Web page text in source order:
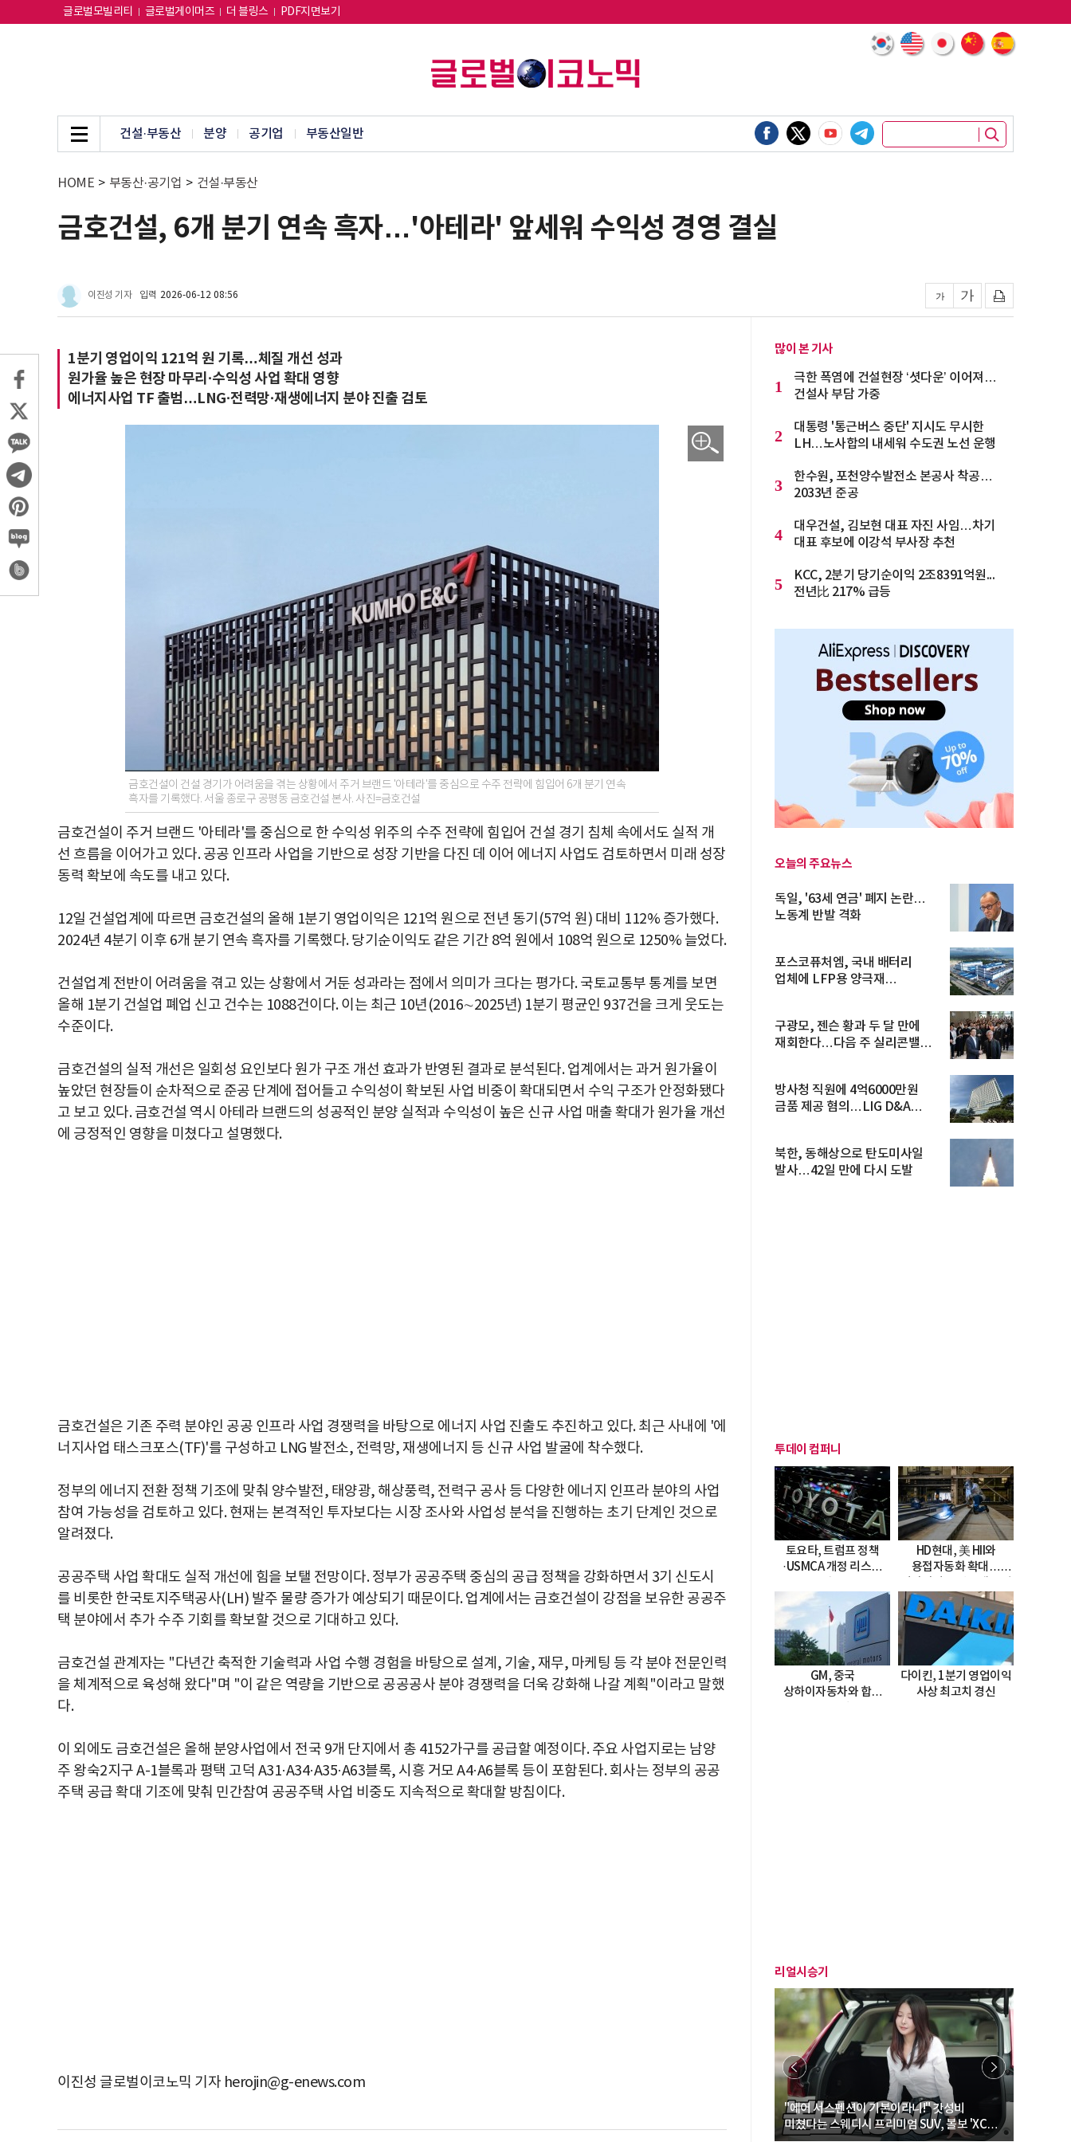
글로벌모빌리티 글로벌게이머즈 더 블링스 PDF지면보기
건설·부동산 분양 공기업 부동산일반
HOME > 부동산·공기업 > 건설·부동산
금호건설, 6개 분기 연속 흑자…'아테라' 앞세워 수익성 경영 결실
이진성 기자 입력 2026-06-12 08:56
1분기 영업이익 121억 원 기록…체질 개선 성과
원가율 높은 현장 마무리·수익성 사업 확대 영향
에너지사업 TF 출범…LNG·전력망·재생에너지 분야 진출 검토
금호건설이 건설 경기가 어려움을 겪는 상황에서 주거 브랜드 '아테라'를 중심으로 수주 전략에 힘입어 6개 분기 연속
흑자를 기록했다. 서울 종로구 공평동 금호건설 본사. 사진=금호건설
금호건설이 주거 브랜드 '아테라'를 중심으로 한 수익성 위주의 수주 전략에 힘입어 건설 경기 침체 속에서도 실적 개
선 흐름을 이어가고 있다. 공공 인프라 사업을 기반으로 성장 기반을 다진 데 이어 에너지 사업도 검토하면서 미래 성장
동력 확보에 속도를 내고 있다.
12일 건설업계에 따르면 금호건설의 올해 1분기 영업이익은 121억 원으로 전년 동기(57억 원) 대비 112% 증가했다.
2024년 4분기 이후 6개 분기 연속 흑자를 기록했다. 당기순이익도 같은 기간 8억 원에서 108억 원으로 1250% 늘었다.
건설업계 전반이 어려움을 겪고 있는 상황에서 거둔 성과라는 점에서 의미가 크다는 평가다. 국토교통부 통계를 보면
올해 1분기 건설업 폐업 신고 건수는 1088건이다. 이는 최근 10년(2016∼2025년) 1분기 평균인 937건을 크게 웃도는
수준이다.
금호건설의 실적 개선은 일회성 요인보다 원가 구조 개선 효과가 반영된 결과로 분석된다. 업계에서는 과거 원가율이
높았던 현장들이 순차적으로 준공 단계에 접어들고 수익성이 확보된 사업 비중이 확대되면서 수익 구조가 안정화됐다
고 보고 있다. 금호건설 역시 아테라 브랜드의 성공적인 분양 실적과 수익성이 높은 신규 사업 매출 확대가 원가율 개선
에 긍정적인 영향을 미쳤다고 설명했다.
금호건설은 기존 주력 분야인 공공 인프라 사업 경쟁력을 바탕으로 에너지 사업 진출도 추진하고 있다. 최근 사내에 '에
너지사업 태스크포스(TF)'를 구성하고 LNG 발전소, 전력망, 재생에너지 등 신규 사업 발굴에 착수했다.
정부의 에너지 전환 정책 기조에 맞춰 양수발전, 태양광, 해상풍력, 전력구 공사 등 다양한 에너지 인프라 분야의 사업
참여 가능성을 검토하고 있다. 현재는 본격적인 투자보다는 시장 조사와 사업성 분석을 진행하는 초기 단계인 것으로
알려졌다.
공공주택 사업 확대도 실적 개선에 힘을 보탤 전망이다. 정부가 공공주택 중심의 공급 정책을 강화하면서 3기 신도시
를 비롯한 한국토지주택공사(LH) 발주 물량 증가가 예상되기 때문이다. 업계에서는 금호건설이 강점을 보유한 공공주
택 분야에서 추가 수주 기회를 확보할 것으로 기대하고 있다.
금호건설 관계자는 "다년간 축적한 기술력과 사업 수행 경험을 바탕으로 설계, 기술, 재무, 마케팅 등 각 분야 전문인력
을 체계적으로 육성해 왔다"며 "이 같은 역량을 기반으로 공공공사 분야 경쟁력을 더욱 강화해 나갈 계획"이라고 말했
다.
이 외에도 금호건설은 올해 분양사업에서 전국 9개 단지에서 총 4152가구를 공급할 예정이다. 주요 사업지로는 남양
주 왕숙2지구 A-1블록과 평택 고덕 A31·A34·A35·A63블록, 시흥 거모 A4·A6블록 등이 포함된다. 회사는 정부의 공공
주택 공급 확대 기조에 맞춰 민간참여 공공주택 사업 비중도 지속적으로 확대할 방침이다.
이진성 글로벌이코노믹 기자 herojin@g-enews.com
많이 본 기사
1
극한 폭염에 건설현장 ‘셧다운’ 이어져…
건설사 부담 가중
2
대통령 '통근버스 중단' 지시도 무시한
LH…노사합의 내세워 수도권 노선 운행
3
한수원, 포천양수발전소 본공사 착공…
2033년 준공
4
대우건설, 김보현 대표 자진 사임…차기
대표 후보에 이강석 부사장 추천
5
KCC, 2분기 당기순이익 2조8391억원...
전년比 217% 급등
오늘의 주요뉴스
독일, '63세 연금' 폐지 논란…
노동계 반발 격화
포스코퓨처엠, 국내 배터리
업체에 LFP용 양극재
구광모, 젠슨 황과 두 달 만에
재회한다…다음 주 실리콘밸리
방사청 직원에 4억6000만원
금품 제공 혐의…LIG D&A
북한, 동해상으로 탄도미사일
발사…42일 만에 다시 도발
투데이 컴퍼니
토요타, 트럼프 정책
·USMCA 개정 리스크
HD현대, 美 HII와
용접자동화 확대…
도입
GM, 중국
상하이자동차와 합작
다이킨, 1분기 영업이익
사상 최고치 경신
리얼시승기
"에어 서스펜션이 기본이라니!" 갓성비
미쳤다는 스웨디시 프리미엄 SUV, 볼보 'XC60